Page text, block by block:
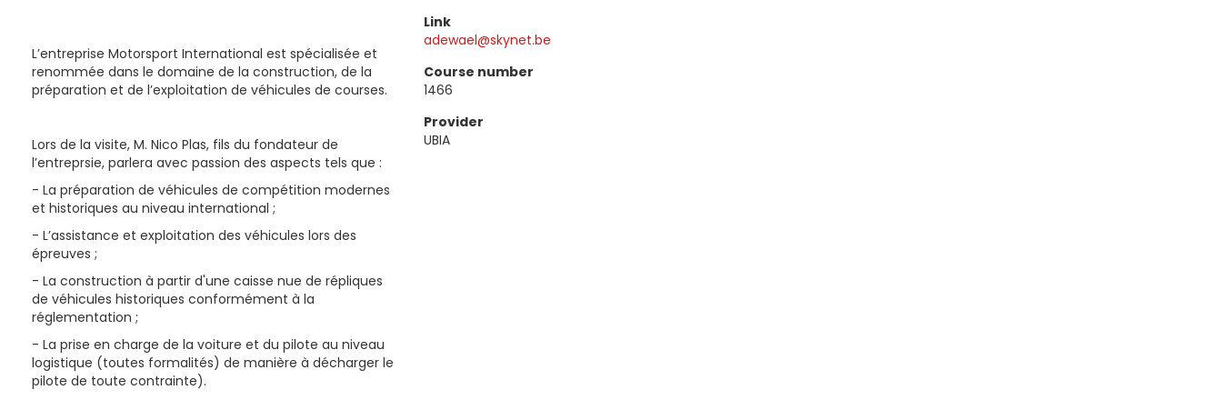
L’entreprise Motorsport International est spécialisée et
renommée dans le domaine de la construction, de la
préparation et de l’exploitation de véhicules de courses.
Lors de la visite, M. Nico Plas, fils du fondateur de
l’entreprsie, parlera avec passion des aspects tels que :
- La préparation de véhicules de compétition modernes
et historiques au niveau international ;
- L’assistance et exploitation des véhicules lors des
épreuves ;
- La construction à partir d'une caisse nue de répliques
de véhicules historiques conformément à la
réglementation ;
- La prise en charge de la voiture et du pilote au niveau
logistique (toutes formalités) de manière à décharger le
pilote de toute contrainte).
Link
adewael@skynet.be
Course number
1466
Provider
UBIA